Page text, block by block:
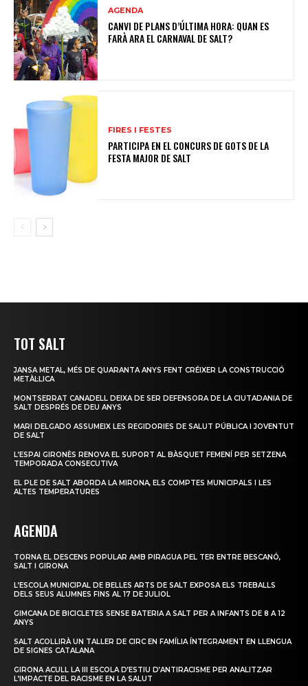
AGENDA
CANVI DE PLANS D’ÚLTIMA HORA: QUAN ES
FARÀ ARA EL CARNAVAL DE SALT?
FIRES I FESTES
PARTICIPA EN EL CONCURS DE GOTS DE LA
FESTA MAJOR DE SALT
TOT SALT
JANSA METAL, MÉS DE QUARANTA ANYS FENT CRÉIXER LA CONSTRUCCIÓ
METÀL·LICA
MONTSERRAT CANADELL DEIXA DE SER DEFENSORA DE LA CIUTADANIA DE
SALT DESPRÉS DE DEU ANYS
MARI DELGADO ASSUMEIX LES REGIDORIES DE SALUT PÚBLICA I JOVENTUT
DE SALT
L’ESPAI GIRONÈS RENOVA EL SUPORT AL BÀSQUET FEMENÍ PER SETZENA
TEMPORADA CONSECUTIVA
EL PLE DE SALT ABORDA LA MIRONA, ELS COMPTES MUNICIPALS I LES
ALTES TEMPERATURES
AGENDA
TORNA EL DESCENS POPULAR AMB PIRAGUA PEL TER ENTRE BESCANÓ,
SALT I GIRONA
L’ESCOLA MUNICIPAL DE BELLES ARTS DE SALT EXPOSA ELS TREBALLS
DELS SEUS ALUMNES FINS AL 17 DE JULIOL
GIMCANA DE BICICLETES SENSE BATERIA A SALT PER A INFANTS DE 8 A 12
ANYS
SALT ACOLLIRÀ UN TALLER DE CIRC EN FAMÍLIA ÍNTEGRAMENT EN LLENGUA
DE SIGNES CATALANA
GIRONA ACULL LA III ESCOLA D’ESTIU D’ANTIRACISME PER ANALITZAR
L’IMPACTE DEL RACISME EN LA SALUT